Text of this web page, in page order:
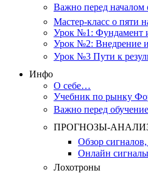
Важно перед началом
Мастер-класс о пяти
Урок №1: Фундамент
Урок №2: Внедрение и
Урок №3 Пути к
Инфо
О себе…
Учебник по рынку
Важно перед
ПРОГНОЗЫ-
Обзор
Онлайн сигналы
Лохотроны